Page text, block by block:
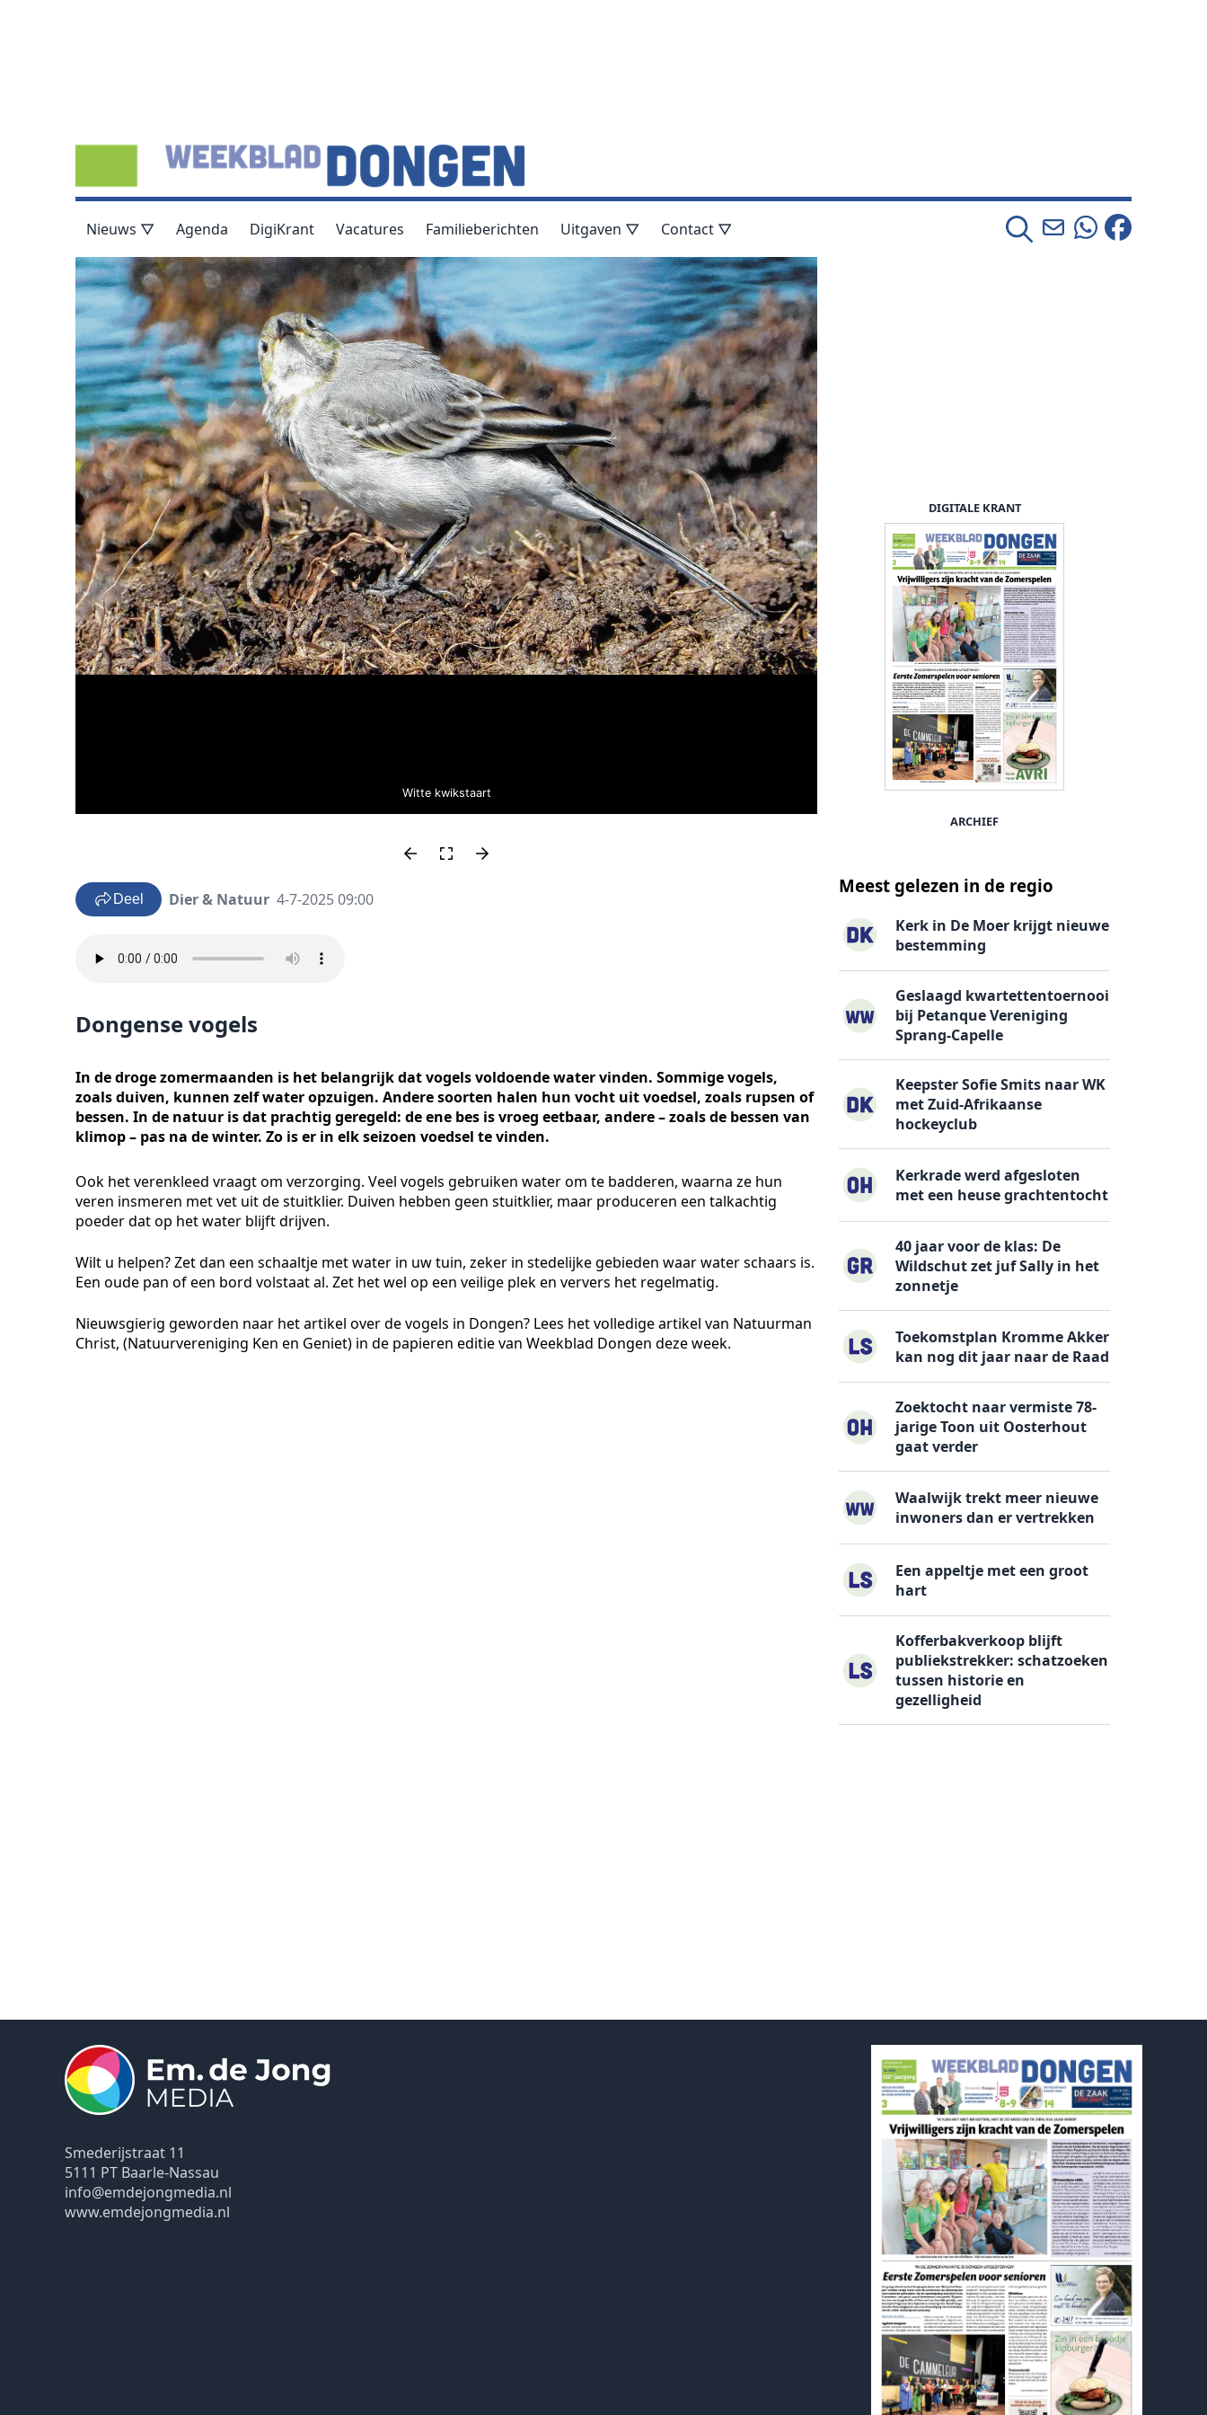
Nieuws ▽ Agenda DigiKrant Vacatures Familieberichten Uitgaven ▽ Contact ▽
Witte kwikstaart
Deel Dier & Natuur 4-7-2025 09:00
Dongense vogels
In de droge zomermaanden is het belangrijk dat vogels voldoende water vinden. Sommige vogels,
zoals duiven, kunnen zelf water opzuigen. Andere soorten halen hun vocht uit voedsel, zoals rupsen of
bessen. In de natuur is dat prachtig geregeld: de ene bes is vroeg eetbaar, andere – zoals de bessen van
klimop – pas na de winter. Zo is er in elk seizoen voedsel te vinden.
Ook het verenkleed vraagt om verzorging. Veel vogels gebruiken water om te badderen, waarna ze hun
veren insmeren met vet uit de stuitklier. Duiven hebben geen stuitklier, maar produceren een talkachtig
poeder dat op het water blijft drijven.
Wilt u helpen? Zet dan een schaaltje met water in uw tuin, zeker in stedelijke gebieden waar water schaars is.
Een oude pan of een bord volstaat al. Zet het wel op een veilige plek en ververs het regelmatig.
Nieuwsgierig geworden naar het artikel over de vogels in Dongen? Lees het volledige artikel van Natuurman
Christ, (Natuurvereniging Ken en Geniet) in de papieren editie van Weekblad Dongen deze week.
DIGITALE KRANT
ARCHIEF
Meest gelezen in de regio
Kerk in De Moer krijgt nieuwe
bestemming
Geslaagd kwartettentoernooi
bij Petanque Vereniging
Sprang-Capelle
Keepster Sofie Smits naar WK
met Zuid-Afrikaanse
hockeyclub
Kerkrade werd afgesloten
met een heuse grachtentocht
40 jaar voor de klas: De
Wildschut zet juf Sally in het
zonnetje
Toekomstplan Kromme Akker
kan nog dit jaar naar de Raad
Zoektocht naar vermiste 78-
jarige Toon uit Oosterhout
gaat verder
Waalwijk trekt meer nieuwe
inwoners dan er vertrekken
Een appeltje met een groot
hart
Kofferbakverkoop blijft
publiekstrekker: schatzoeken
tussen historie en
gezelligheid
Smederijstraat 11
5111 PT Baarle-Nassau
info@emdejongmedia.nl
www.emdejongmedia.nl